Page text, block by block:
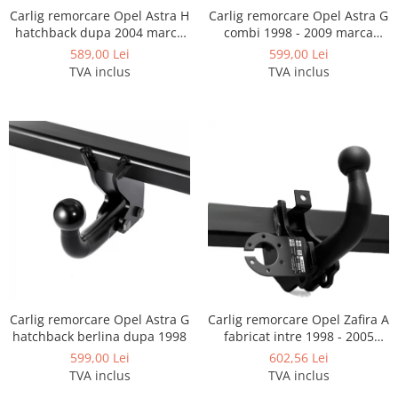
Carlige Tesla
Carlige Toyota
Carlige Volkswagen
Carlige Xpeng
Carlige Xpeng G6
Carlige Xpeng G9
Carlig remorcare Opel Astra H
hatchback dupa 2004 marca
Imiola
589,00 Lei
TVA inclus
Carlig remorcare Opel Astra G
combi 1998 - 2009 marca
Imiola
599,00 Lei
TVA inclus
Carlig remorcare Opel Astra G
hatchback berlina dupa 1998
599,00 Lei
TVA inclus
Carlig remorcare Opel Zafira A
fabricat intre 1998 - 2005
marca Autohak
602,56 Lei
TVA inclus